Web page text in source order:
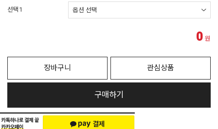
선택1
0 원
장바구니 관심상품
구매하기